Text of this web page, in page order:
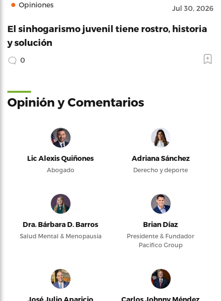
Opiniones Jul 30, 2026
El sinhogarismo juvenil tiene rostro, historia
y solución
0
Opinión y Comentarios
Lic Alexis Quiñones
Abogado
Adriana Sánchez
Derecho y deporte
Dra. Bárbara D. Barros
Salud Mental & Menopausia
Brian Díaz
Presidente & Fundador
Pacifico Group
José Julio Aparicio Carlos Johnny Méndez